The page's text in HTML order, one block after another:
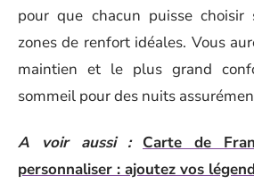
pour que chacun puisse
zones de renfort idéales. Vous
maintien et le plus grand
sommeil pour des nuits
A voir aussi : Carte de
personnaliser : ajoutez vos